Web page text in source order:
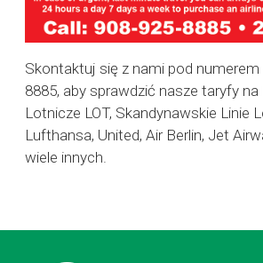
Skontaktuj się z nami pod numerem
8885, aby sprawdzić nasze taryfy na
Lotnicze LOT, Skandynawskie Linie
Lufthansa, United, Air Berlin, Jet
wiele innych.